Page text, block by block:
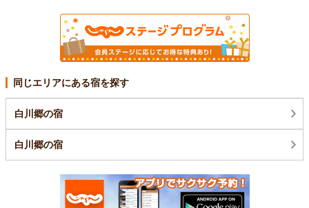
同じエリアにある宿を探す
白川郷の宿
白川郷の宿